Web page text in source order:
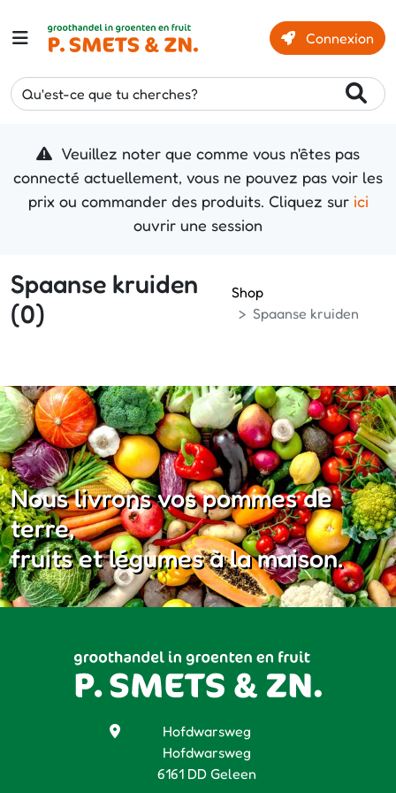
Connexion
Qu'est-ce que tu cherches?
Veuillez noter que comme vous n'êtes pas
connecté actuellement, vous ne pouvez pas voir les
prix ou commander des produits. Cliquez sur ici
ouvrir une session
Spaanse kruiden
(0)
Shop
Spaanse kruiden
Nous livrons vos pommes de
terre,
fruits et légumes à la maison.
Hofdwarsweg
Hofdwarsweg
6161 DD Geleen